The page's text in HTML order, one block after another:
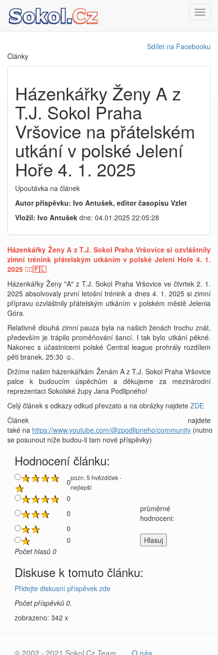
Sdílet na Facebooku
Články
Házenkářky Ženy A z
T.J. Sokol Praha
Vršovice na přátelském
utkání v polské Jelení
Hoře 4. 1. 2025
Upoutávka na článek
Autor příspěvku: Ivo Antušek, editor časopisu Vzlet
Vložil: Ivo Antušek dne: 04.01.2025 22:05:28
Házenkářky Ženy A z T.J. Sokol Praha Vršovice si ozvláštnily
zimní trénink přátelským utkáním v polské Jelení Hoře 4. 1.
2025 🤾‍♀️🇵🇱
Házenkářky Ženy "A" z T.J. Sokol Praha Vršovice ve čtvrtek 2. 1.
2025 absolvovaly první letošní trénink a dnes 4. 1. 2025 si zimní
přípravu ozvláštnily přátelským utkáním v polském městě Jelenia
Góra.
Relativně dlouhá zimní pauza byla na našich ženách trochu znát,
především je trápilo proměňování šancí. I tak bylo utkání pěkné.
Nakonec s účastnicemi polské Central league prohrály rozdílem
pěti branek, 25:30 ☺️.
Držíme našim házenkářkám Ženám A z T.J. Sokol Praha Vršovice
palce k budoucím úspěchům a děkujeme za mezinárodní
reprezentaci Sokolské župy Jana Podlipného!
Celý článek s odkazy odkud převzato a na obrázky najdete ZDE
Článek najdete
také na https://www.youtube.com/@zpodlipneho/community (nutno
se posunout níže budou-li tam nové příspěvky)
Hodnocení článku:
0pozn. 5 hvězdiček -
nejlepší
0
0
průměrné
hodnoceni:
0
0
Počet hlasů 0
Diskuse k tomuto článku:
Přidejte diskusní příspěvek zde
Počet příspěvků 0.
zobrazeno: 342 x
© 2002 - 2021 Sokol.Cz Team O nás